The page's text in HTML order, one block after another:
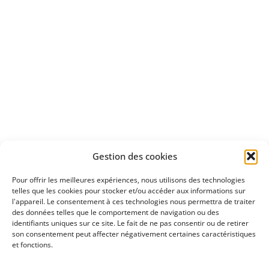
Gestion des cookies
Pour offrir les meilleures expériences, nous utilisons des technologies
telles que les cookies pour stocker et/ou accéder aux informations sur
l'appareil. Le consentement à ces technologies nous permettra de traiter
des données telles que le comportement de navigation ou des
identifiants uniques sur ce site. Le fait de ne pas consentir ou de retirer
son consentement peut affecter négativement certaines caractéristiques
et fonctions.
Découvrez